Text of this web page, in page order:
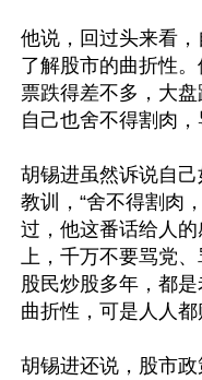
他说，回过头来看
了解股市的曲折性
票跌得差不多，大盘
自己也舍不得割肉，
胡锡进虽然诉说自
教训，“舍不得割肉
过，他这番话给人
上，千万不要骂党
股民炒股多年，都
曲折性，可是人人都
胡锡进还说，股市